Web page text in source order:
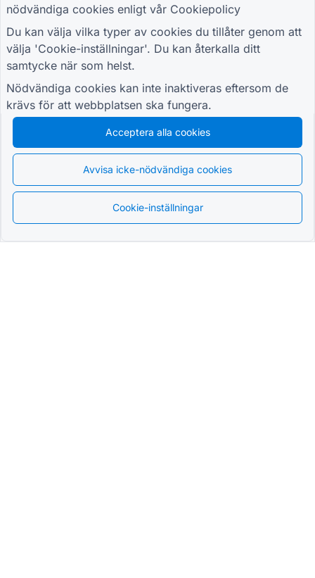
RESURSER
Detaljhandelsundersökningsformulär
Studentregistreringsformulär
Kampanjformulär för reklam
Händelseutvärderingsformulär
Sjukvårdsformulär
Blankett för restaurangbeställningssystem
Projektutvärderingsformulär för byggande
Leverantörsutvärderingsformulär för logistik
Formulär för servicebegäran för verktyg
nödvändiga cookies enligt vår Cookiepolicy
Du kan välja vilka typer av cookies du tillåter genom att
välja 'Cookie-inställningar'. Du kan återkalla ditt
samtycke när som helst.
Nödvändiga cookies kan inte inaktiveras eftersom de
krävs för att webbplatsen ska fungera.
Acceptera alla cookies
Avvisa icke-nödvändiga cookies
Cookie-inställningar